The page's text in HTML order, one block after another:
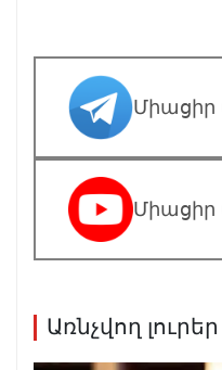
Միացիր
Միացիր
Առնչվող լուրեր